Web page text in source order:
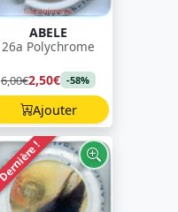
ABELE
26a Polychrome
6,00€2,50€ -58%
Ajouter
!